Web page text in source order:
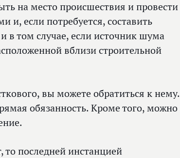
на место происшествия и провести
и, если потребуется, составить
в том случае, если источник шума
вблизи строительной
вы можете обратиться к нему.
обязанность. Кроме того, можно
то последней инстанцией